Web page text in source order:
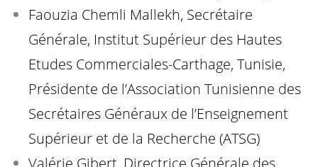
Faouzia Chemli Mallekh, Secrétaire
Générale, Institut Supérieur des Hautes
Etudes Commerciales-Carthage, Tunisie,
Présidente de l’Association Tunisienne des
Secrétaires Généraux de l’Enseignement
Supérieur et de la Recherche (ATSG)
Valérie Gibert, Directrice Générale des